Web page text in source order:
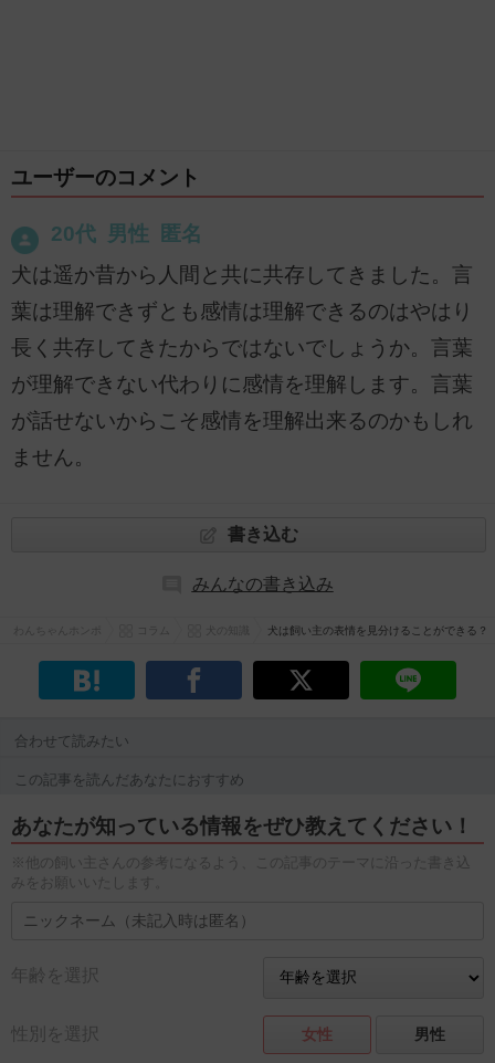
ユーザーのコメント
20代 男性 匿名
犬は遥か昔から人間と共に共存してきました。言
葉は理解できずとも感情は理解できるのはやはり
長く共存してきたからではないでしょうか。言葉
が理解できない代わりに感情を理解します。言葉
が話せないからこそ感情を理解出来るのかもしれ
ません。
書き込む
みんなの書き込み
犬は飼い主の表情を見分けることができる？
合わせて読みたい
この記事を読んだあなたにおすすめ
あなたが知っている情報をぜひ教えてください！
※他の飼い主さんの参考になるよう、この記事のテーマに沿った書き込
みをお願いいたします。
年齢を選択
性別を選択 女性 男性